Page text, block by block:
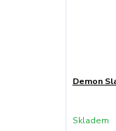
Demon
Skladem